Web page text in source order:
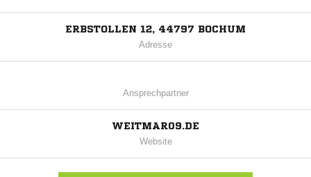
ERBSTOLLEN 12, 44797 BOCHUM
Adresse
Ansprechpartner
WEITMAR09.DE
Website